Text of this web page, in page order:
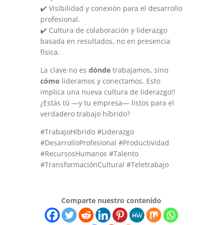
✔️ Visibilidad y conexión para el desarrollo
profesional.
✔️ Cultura de colaboración y liderazgo
basada en resultados, no en presencia
física.
La clave no es dóndetrabajamos, sino
cómo lideramos y conectamos. Esto
implica una nueva cultura de liderazgo!!
¿Estás tú —y tu empresa— listos para el
verdadero trabajo híbrido?
#TrabajoHíbrido #Liderazgo
#DesarrolloProfesional #Productividad
#RecursosHumanos #Talento
#TransformaciónCultural #Teletrabajo
Comparte nuestro contenido